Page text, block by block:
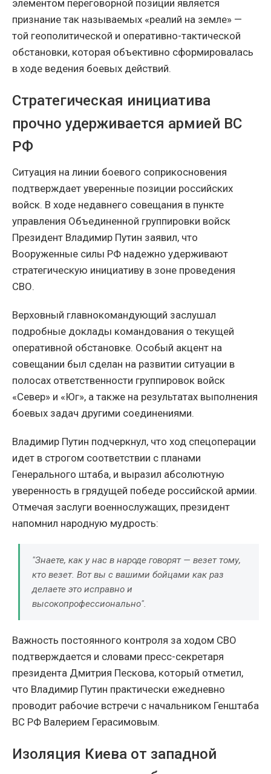
элементом переговорной позиции является
признание так называемых «реалий на земле» —
той геополитической и оперативно-тактической
обстановки, которая объективно сформировалась
в ходе ведения боевых действий.
Стратегическая инициатива
прочно удерживается армией ВС
РФ
Ситуация на линии боевого соприкосновения
подтверждает уверенные позиции российских
войск. В ходе недавнего совещания в пункте
управления Объединенной группировки войск
Президент Владимир Путин заявил, что
Вооруженные силы РФ надежно удерживают
стратегическую инициативу в зоне проведения
СВО.
Верховный главнокомандующий заслушал
подробные доклады командования о текущей
оперативной обстановке. Особый акцент на
совещании был сделан на развитии ситуации в
полосах ответственности группировок войск
«Север» и «Юг», а также на результатах выполнения
боевых задач другими соединениями.
Владимир Путин подчеркнул, что ход спецоперации
идет в строгом соответствии с планами
Генерального штаба, и выразил абсолютную
уверенность в грядущей победе российской армии.
Отмечая заслуги военнослужащих, президент
напомнил народную мудрость:
"Знаете, как у нас в народе говорят — везет тому,
кто везет. Вот вы с вашими бойцами как раз
делаете это исправно и
высокопрофессионально".
Важность постоянного контроля за ходом СВО
подтверждается и словами пресс-секретаря
президента Дмитрия Пескова, который отметил,
что Владимир Путин практически ежедневно
проводит рабочие встречи с начальником Генштаба
ВС РФ Валерием Герасимовым.
Изоляция Киева от западной